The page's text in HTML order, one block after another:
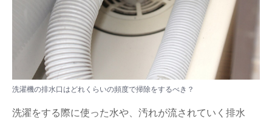
洗濯機の排水口はどれくらいの頻度で掃除をするべき？
洗濯をする際に使った水や、汚れが流されていく排水